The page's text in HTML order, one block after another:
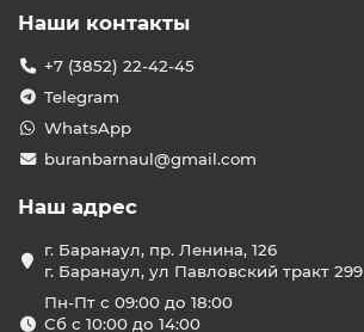
Наши контакты
+7 (3852) 22-42-45
Telegram
WhatsApp
buranbarnaul@gmail.com
Наш адрес
г. Баранаул, пр. Ленина, 126
г. Баранаул, ул Павловский тракт 299
Пн-Пт с 09:00 до 18:00
Сб с 10:00 до 14:00